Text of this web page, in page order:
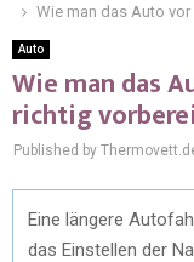
Wie man das Auto
Auto
Wie man das
richtig
Published by
Eine längere
das Einstellen der